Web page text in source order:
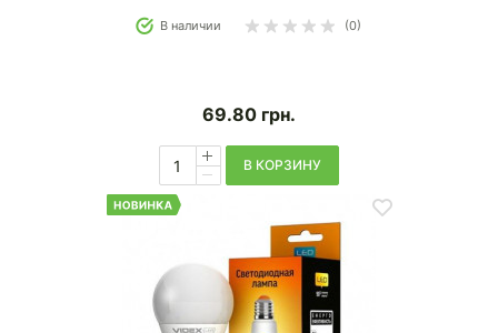
В наличии (0)
69.80 грн.
В КОРЗИНУ